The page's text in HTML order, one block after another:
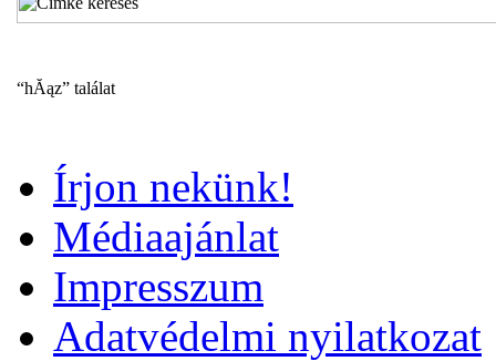
“hĂąz” találat
Írjon nekünk!
Médiaajánlat
Impresszum
Adatvédelmi nyilatkozat